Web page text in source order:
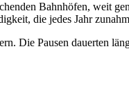
Bahnhöfen, weit
die jedes Jahr
Die Pausen dauerten